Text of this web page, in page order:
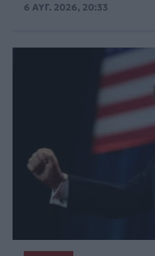
6 ΑΥΓ. 2026, 20:33